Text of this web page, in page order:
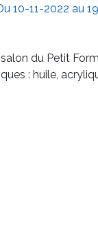
10-11-2022 au
salon du Petit
: huile,